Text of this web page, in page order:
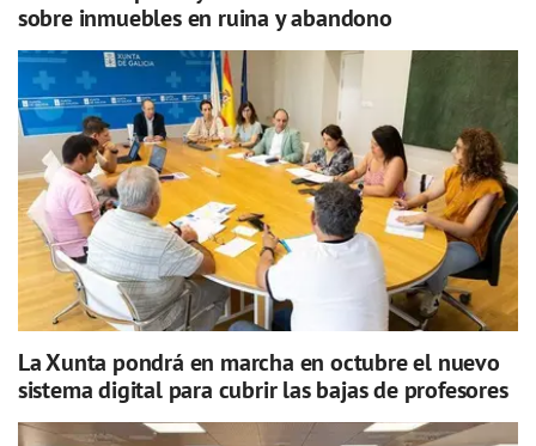
sobre inmuebles en ruina y abandono
La Xunta pondrá en marcha en octubre el nuevo
sistema digital para cubrir las bajas de profesores